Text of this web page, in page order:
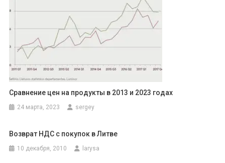
Сравнение цен на продукты в 2013 и 2023 годах
24 марта, 2023 sergey
Возврат НДС с покупок в Литве
10 декабря, 2010 larysa